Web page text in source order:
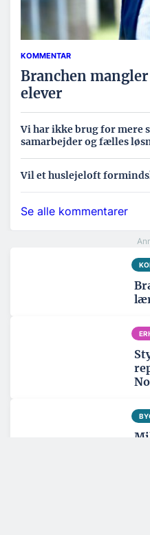
KOMMENTAR
Branchen
elever
Vi har ikke brug for mere
samarbejder og fælles
Vil et huslejeloft
Se alle kommentarer